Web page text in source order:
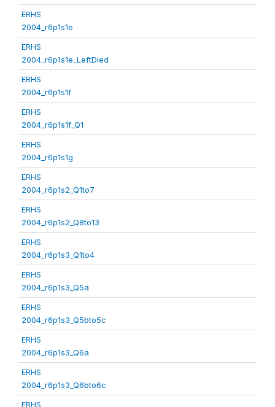
ERHS
2004_r6p1s1e
ERHS
2004_r6p1s1e_LeftDied
ERHS
2004_r6p1s1f
ERHS
2004_r6p1s1f_Q1
ERHS
2004_r6p1s1g
ERHS
2004_r6p1s2_Q1to7
ERHS
2004_r6p1s2_Q8to13
ERHS
2004_r6p1s3_Q1to4
ERHS
2004_r6p1s3_Q5a
ERHS
2004_r6p1s3_Q5bto5c
ERHS
2004_r6p1s3_Q6a
ERHS
2004_r6p1s3_Q6bto6c
ERHS